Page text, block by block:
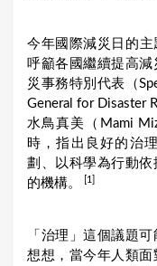
今年國際減災日的主
呼籲各國繼續提高
災事務特別代表（
General for Disaster
水鳥真美（Mami
時，指出良好的治
劃、以科學為行動
的機構。
[1]
「治理」這個議題
想想，當今年人類